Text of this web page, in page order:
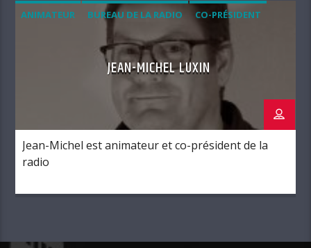
ANIMATEUR BUREAU DE LA RADIO CO-PRÉSIDENT
JEAN-MICHEL LUXIN
Jean-Michel est animateur et co-président de la
radio